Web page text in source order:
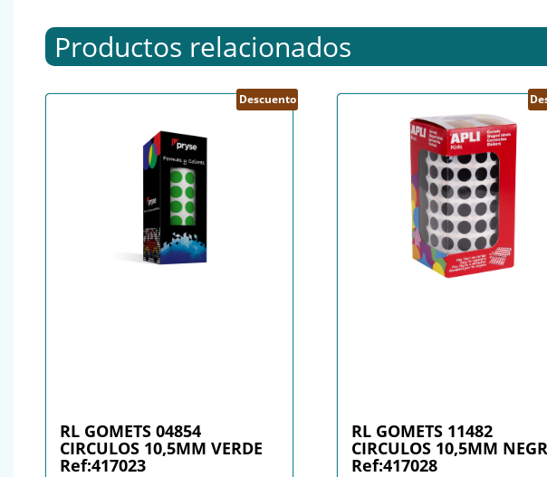
Productos relacionados
Descuento
RL GOMETS 04854
CIRCULOS 10,5MM VERDE
Ref:417023
RL GOMETS 11482
CIRCULOS 10,5MM
Ref:417028